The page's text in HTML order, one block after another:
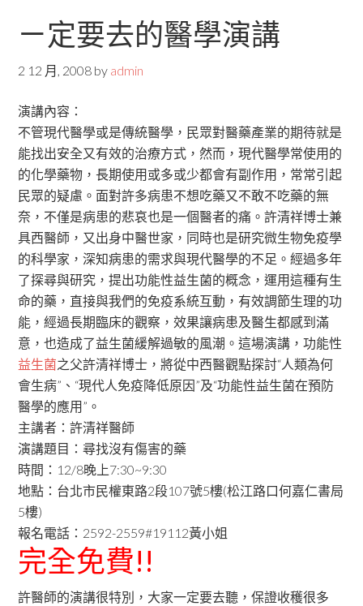
ㄧ定要去的醫學演講
2 12 月, 2008 by admin
演講內容：
不管現代醫學或是傳統醫學，民眾對醫藥產業的期待就是
能找出安全又有效的治療方式，然而，現代醫學常使用的
的化學藥物，長期使用或多或少都會有副作用，常常引起
民眾的疑慮。面對許多病患不想吃藥又不敢不吃藥的無
奈，不僅是病患的悲哀也是一個醫者的痛。許清祥博士兼
具西醫師，又出身中醫世家，同時也是研究微生物免疫學
的科學家，深知病患的需求與現代醫學的不足。經過多年
了探尋與研究，提出功能性益生菌的概念，運用這種有生
命的藥，直接與我們的免疫系統互動，有效調節生理的功
能，經過長期臨床的觀察，效果讓病患及醫生都感到滿
意，也造成了益生菌緩解過敏的風潮。這場演講，功能性
益生菌之父許清祥博士，將從中西醫觀點探討“人類為何
會生病”、“現代人免疫降低原因”及“功能性益生菌在預防
醫學的應用”。
主講者：許清祥醫師
演講題目：尋找沒有傷害的藥
時間：12/8晚上7:30~9:30
地點：台北市民權東路2段107號5樓(松江路口何嘉仁書局
5樓)
報名電話：2592-2559#19112黃小姐
完全免費!!
許醫師的演講很特別，大家一定要去聽，保證收穫很多